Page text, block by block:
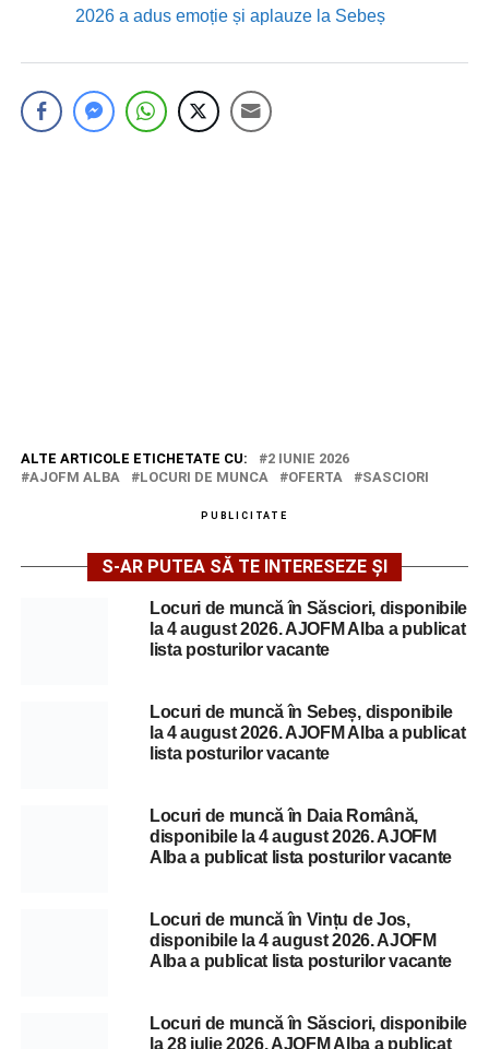
2026 a adus emoție și aplauze la Sebeș
ALTE ARTICOLE ETICHETATE CU:
2 IUNIE 2026
AJOFM ALBA
LOCURI DE MUNCA OFERTA SASCIORI
PUBLICITATE
S-AR PUTEA SĂ TE INTERESEZE ȘI
Locuri de muncă în Săsciori, disponibile
la 4 august 2026. AJOFM Alba a publicat
lista posturilor vacante
Locuri de muncă în Sebeș, disponibile
la 4 august 2026. AJOFM Alba a publicat
lista posturilor vacante
Locuri de muncă în Daia Română,
disponibile la 4 august 2026. AJOFM
Alba a publicat lista posturilor vacante
Locuri de muncă în Vințu de Jos,
disponibile la 4 august 2026. AJOFM
Alba a publicat lista posturilor vacante
Locuri de muncă în Săsciori, disponibile
la 28 iulie 2026. AJOFM Alba a publicat